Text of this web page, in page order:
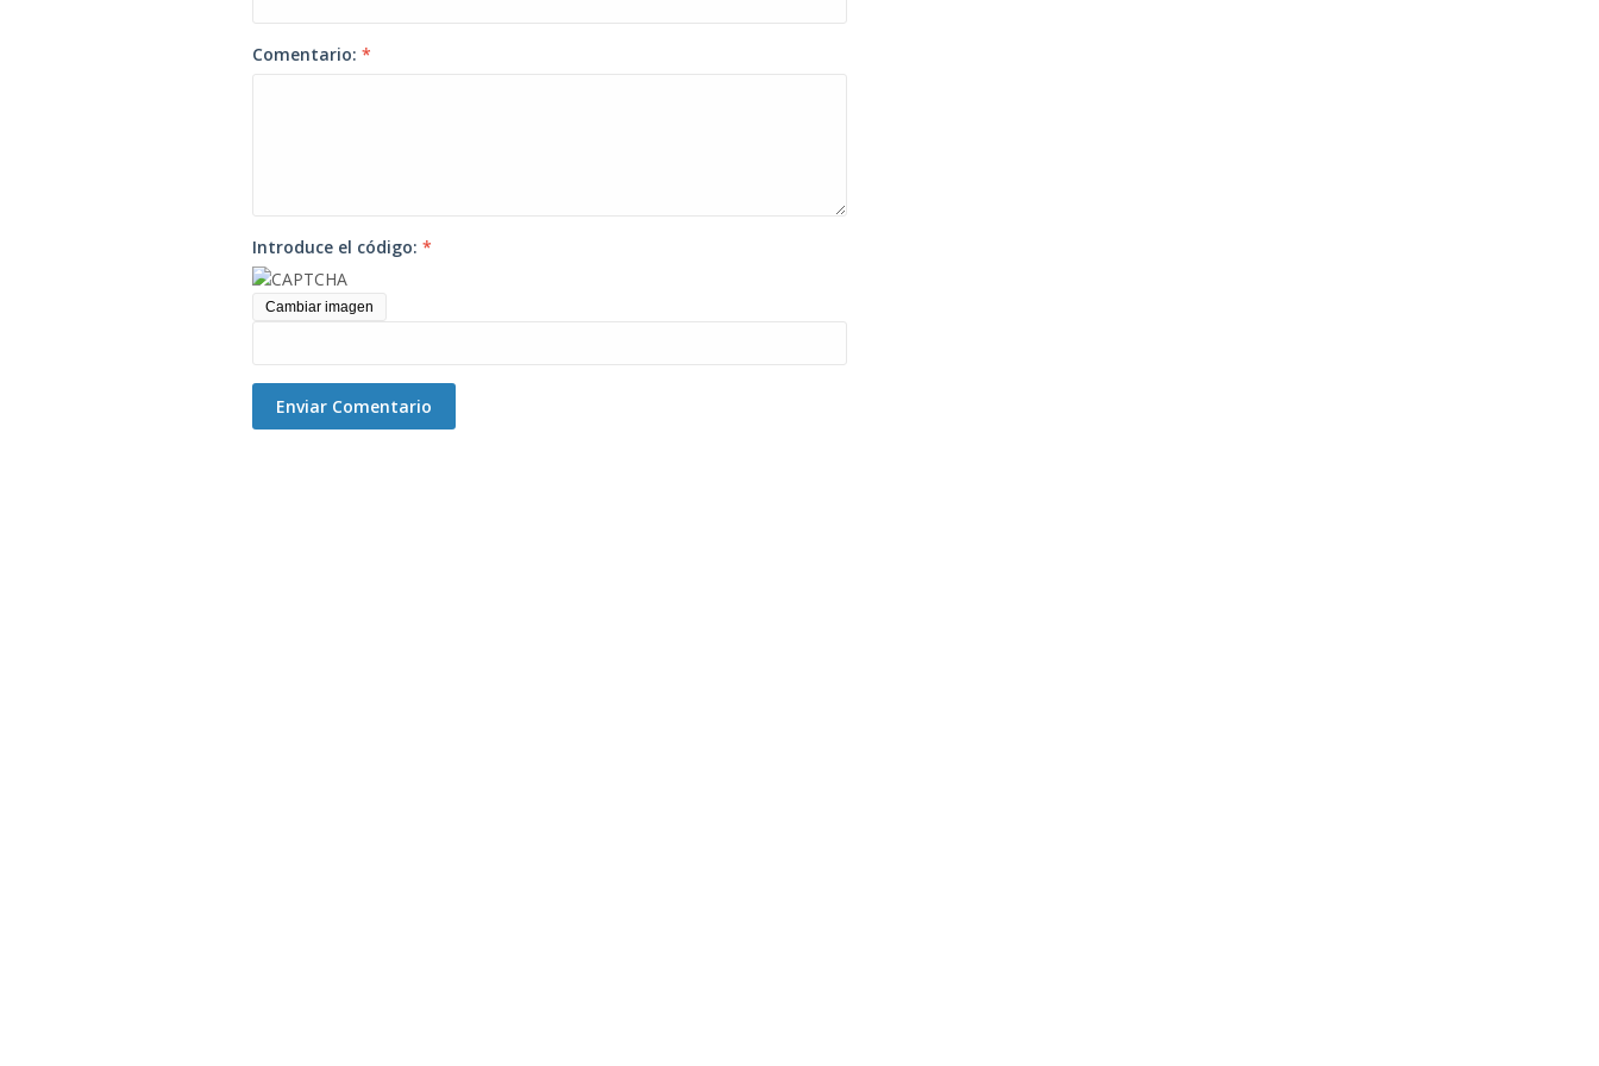
Comentario: *
Introduce el código: *
Cambiar imagen
Enviar Comentario